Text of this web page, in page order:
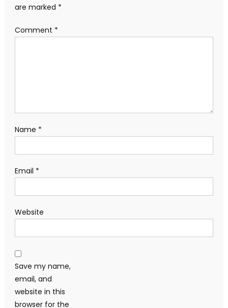
are marked *
Comment *
Name *
Email *
Website
Save my name,
email, and
website in this
browser for the